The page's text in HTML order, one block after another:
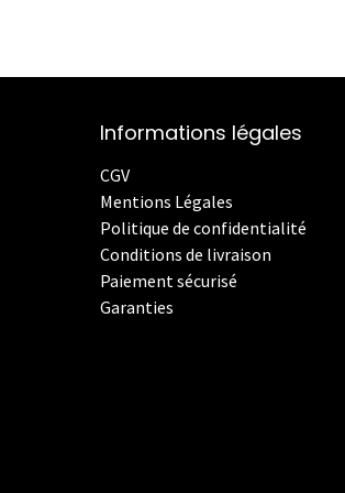
Informations légales
CGV
Mentions Légales
Politique de confidentialité
Conditions de livraison
Paiement sécurisé
Garanties